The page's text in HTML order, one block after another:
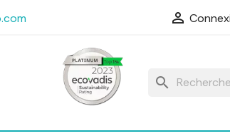

search